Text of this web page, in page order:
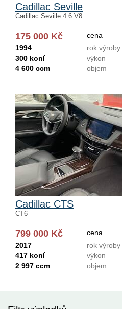
Cadillac Seville
Cadillac Seville 4.6 V8
175 000 Kč
cena
1994
rok výroby
300 koní
výkon
4 600 ccm
objem
Cadillac CTS
CT6
799 000 Kč
cena
2017
rok výroby
417 koní
výkon
2 997 ccm
objem